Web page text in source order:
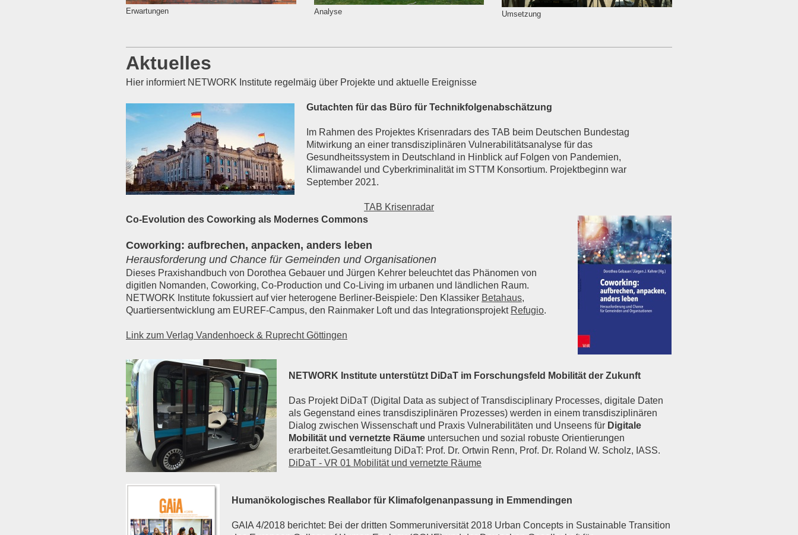
Erwartungen Analyse Umsetzung
Aktuelles
Hier informiert NETWORK Institute regelmäig über Projekte und aktuelle Ereignisse
Gutachten für das Büro für Technikfolgenabschätzung
Im Rahmen des Projektes Krisenradars des TAB beim Deutschen Bundestag
Mitwirkung an einer transdisziplinären Vulnerabilitätsanalyse für das
Gesundheitssystem in Deutschland in Hinblick auf Folgen von Pandemien,
Klimawandel und Cyberkriminalität im STTM Konsortium. Projektbeginn war
September 2021.
TAB Krisenradar
Co-Evolution des Coworking als Modernes Commons
Coworking: aufbrechen, anpacken, anders leben
Herausforderung und Chance für Gemeinden und Organisationen
Dieses Praxishandbuch von Dorothea Gebauer und Jürgen Kehrer beleuchtet das Phänomen von
digitlen Nomanden, Coworking, Co-Production und Co-Living im urbanen und ländlichen Raum.
NETWORK Institute fokussiert auf vier heterogene Berliner-Beispiele: Den Klassiker Betahaus,
Quartiersentwicklung am EUREF-Campus, den Rainmaker Loft und das Integrationsprojekt Refugio.
Link zum Verlag Vandenhoeck & Ruprecht Göttingen
NETWORK Institute unterstützt DiDaT im Forschungsfeld Mobilität der Zukunft
Das Projekt DiDaT (Digital Data as subject of Transdisciplinary Processes, digitale Daten
als Gegenstand eines transdisziplinären Prozesses) werden in einem transdisziplinären
Dialog zwischen Wissenschaft und Praxis Vulnerabilitäten und Unseens für Digitale
Mobilität und vernetzte Räume untersuchen und sozial robuste Orientierungen
erarbeitet.Gesamtleitung DiDaT: Prof. Dr. Ortwin Renn, Prof. Dr. Roland W. Scholz, IASS.
DiDaT - VR 01 Mobilität und vernetzte Räume
Humanökologisches Reallabor für Klimafolgenanpassung in Emmendingen
GAIA 4/2018 berichtet: Bei der dritten Sommeruniversität 2018 Urban Concepts in Sustainable Transition